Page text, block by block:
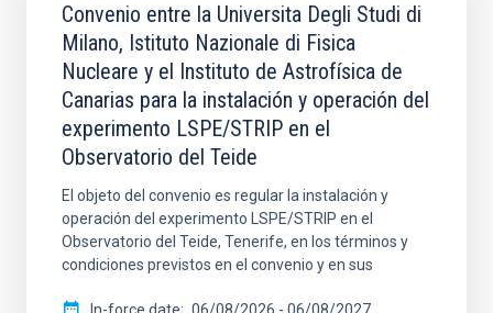
Convenio entre la Universita Degli Studi di
Milano, Istituto Nazionale di Fisica
Nucleare y el Instituto de Astrofísica de
Canarias para la instalación y operación del
experimento LSPE/STRIP en el
Observatorio del Teide
El objeto del convenio es regular la instalación y
operación del experimento LSPE/STRIP en el
Observatorio del Teide, Tenerife, en los términos y
condiciones previstos en el convenio y en sus